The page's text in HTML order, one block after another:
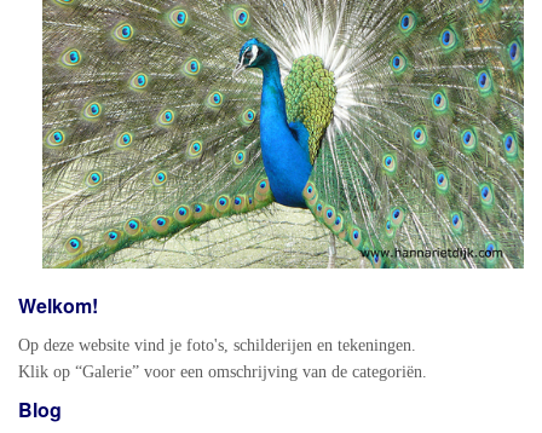
Welkom!
Op deze website vind je foto's, schilderijen en tekeningen.
Klik op “Galerie” voor een omschrijving van de categoriën.
Blog